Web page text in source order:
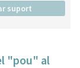
suport
"pou" al